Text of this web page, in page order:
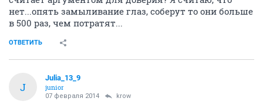
нет...опять замыливание глаз, соберут то они больше
в 500 раз, чем потратят...
ОТВЕТИТЬ
J
Julia_13_9
junior
07 февраля 2014 krow